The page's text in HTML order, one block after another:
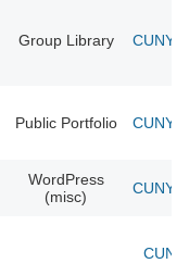
Group Library CUNY
Public Portfolio CUNY
WordPress
(misc)
CUNY